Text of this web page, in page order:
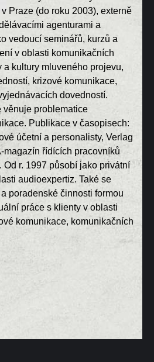
Praze (do roku 2003), externě
agenturami a
vedoucí seminářů, kurzů a
v oblasti komunikačních
a kultury mluveného projevu,
krizové komunikace,
dovedností.
věnuje problematice
Publikace v časopisech:
účetní a personalisty, Verlag
magazín řídících pracovníků
Od r. 1997 působí jako privátní
audioexpertiz. Také se
poradenské činnosti formou
práce s klienty v oblasti
komunikace, komunikačních